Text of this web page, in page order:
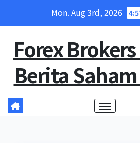
Mon. Aug 3rd, 2026
Forex
Berita